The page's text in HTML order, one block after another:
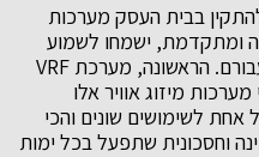
בבית העסק מערכות
ומתקדמת, ישמחו לשמוע
שמצאנו פתרונות יצירתיים מאוד עבורם. הראשונה, מערכת VRF
מיזוג אוויר אלו
לשימושים שונים והכי
וחסכונית שתפעל בכל ימות